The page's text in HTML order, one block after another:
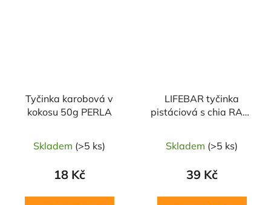
Tyčinka karobová v
kokosu 50g PERLA
Skladem (>5 ks)
18 Kč
LIFEBAR tyčinka
pistáciová s chia RAW
Skladem (>5 ks)
39 Kč